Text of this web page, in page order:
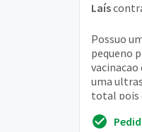
Laís
Possuo
pequeno
vacinacao
uma
total pois
bem mas